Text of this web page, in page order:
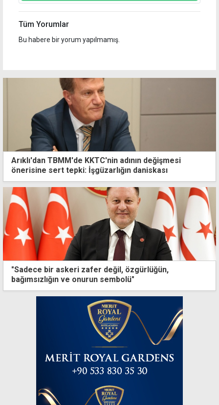
Tüm Yorumlar
Bu habere bir yorum yapılmamış.
Arıklı'dan TBMM'de KKTC'nin adının değişmesi
önerisine sert tepki: İşgüzarlığın daniskası
"Sadece bir askeri zafer değil, özgürlüğün,
bağımsızlığın ve onurun sembolü"